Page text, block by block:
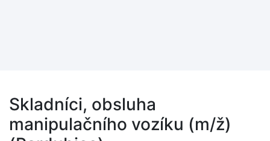
Skladníci, obsluha
manipulačního vozíku (m/ž)